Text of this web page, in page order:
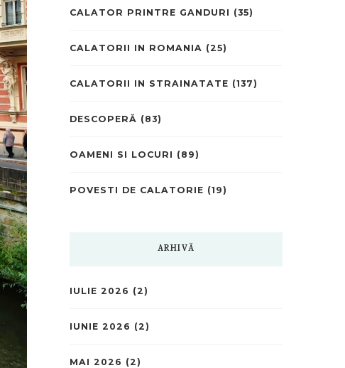
CALATOR PRINTRE GANDURI (35)
CALATORII IN ROMANIA (25)
CALATORII IN STRAINATATE (137)
DESCOPERĂ (83)
OAMENI SI LOCURI (89)
POVESTI DE CALATORIE (19)
ARHIVĂ
IULIE 2026 (2)
IUNIE 2026 (2)
MAI 2026 (2)